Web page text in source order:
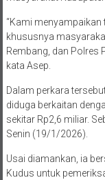
“Kami
khususnya
Rembang, dan Polres
kata Asep.
Dalam perkara
diduga berkaitan
sekitar Rp2,6 miliar.
Senin (19/1/2026).
Usai diamankan, ia
Kudus untuk